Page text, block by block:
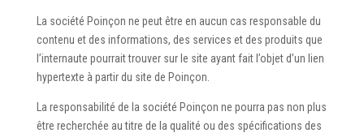
La société Poinçon ne peut être en aucun cas responsable du
contenu et des informations, des services et des produits que
l’internaute pourrait trouver sur le site ayant fait l’objet d’un lien
hypertexte à partir du site de Poinçon.
La responsabilité de la société Poinçon ne pourra pas non plus
être recherchée au titre de la qualité ou des spécifications des